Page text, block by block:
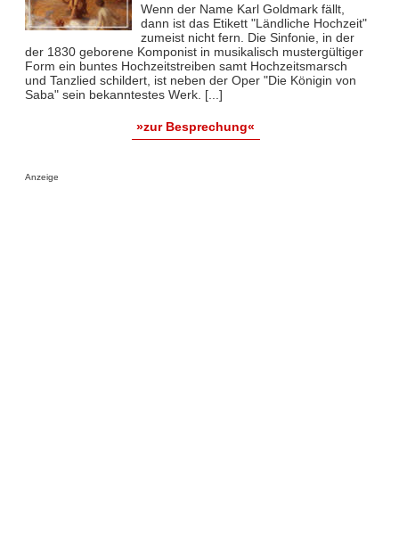
Wenn der Name Karl Goldmark fällt,
dann ist das Etikett "Ländliche Hochzeit"
zumeist nicht fern. Die Sinfonie, in der
der 1830 geborene Komponist in musikalisch mustergültiger
Form ein buntes Hochzeitstreiben samt Hochzeitsmarsch
und Tanzlied schildert, ist neben der Oper "Die Königin von
Saba" sein bekanntestes Werk. [...]
»zur Besprechung«
Anzeige